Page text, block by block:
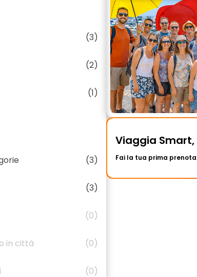
(3)
(2)
(1)
(3)
(3)
(0)
in città (0)
(0)
Viaggia
Fai la tua prima